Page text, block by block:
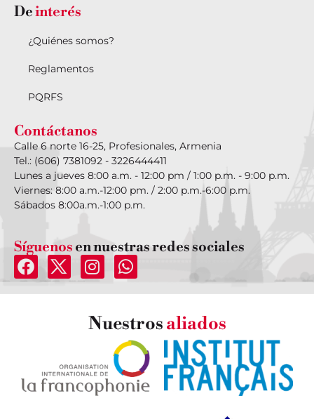
Deinterés
¿Quiénes somos?
Reglamentos
PQRFS
Contáctanos
Calle 6 norte 16-25, Profesionales, Armenia
Tel.: (606) 7381092 - 3226444411
Lunes a jueves 8:00 a.m. - 12:00 pm / 1:00 p.m. - 9:00 p.m.
Viernes: 8:00 a.m.-12:00 pm. / 2:00 p.m.-6:00 p.m.
Sábados 8:00a.m.-1:00 p.m.
Síguenos en nuestras redes sociales
Nuestrosaliados